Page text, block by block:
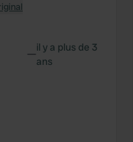
—il y a plus de 3
ans